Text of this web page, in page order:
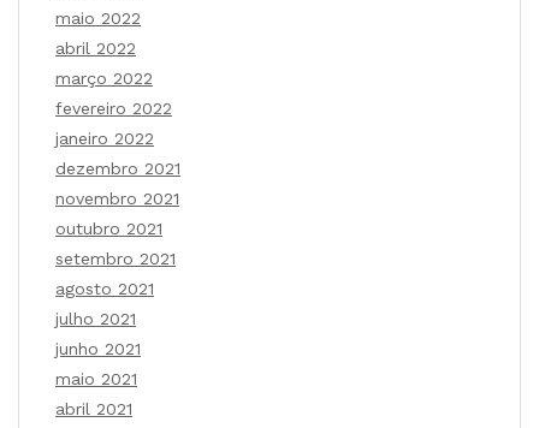
maio 2022
abril 2022
março 2022
fevereiro 2022
janeiro 2022
dezembro 2021
novembro 2021
outubro 2021
setembro 2021
agosto 2021
julho 2021
junho 2021
maio 2021
abril 2021